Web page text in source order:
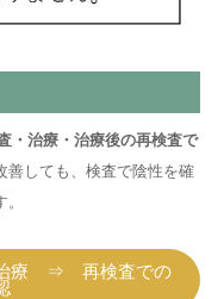
・治療・治療後の再検査で
善しても、検査で陰性を確
療 ⇒ 再検査での